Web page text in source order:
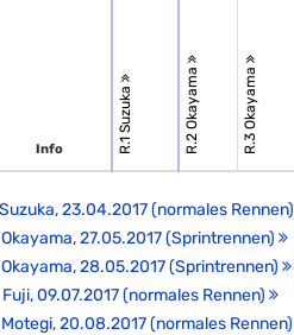
Info R.1 Suzuka R.2 Okayama R.3 Okayama
23.04.2017 (normales Rennen)
27.05.2017 (Sprintrennen)
28.05.2017 (Sprintrennen)
09.07.2017 (normales Rennen)
20.08.2017 (normales Rennen)